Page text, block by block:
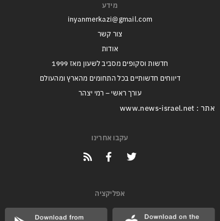
מידע
inyanmerkazi@gmail.com
צור קשר
אודות
חדשות וסקופים מסביב לשעון מאז 1999
דיווחים חדשותיים בכל התחומים מהארץ ומהעולם
עורך ראשי – רמי יצהר
אתר : www.news-israel.net
עקבו אחרינו
אפליקציה